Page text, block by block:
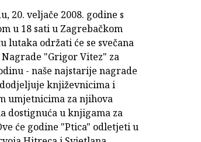
20. veljače 2008. godine s
u 18 sati u Zagrebačkom
lutaka održati će se svečana
"Grigor Vitez" za
- naše najstarije nagrade
književnicima i
umjetnicima za njihova
dostignuća u knjigama za
će godine "Ptica" odletjeti u